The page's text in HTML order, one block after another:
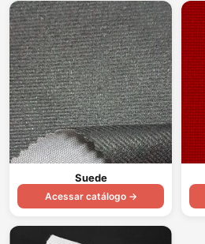
Suede
Acessar catálogo →